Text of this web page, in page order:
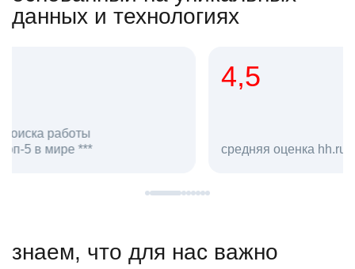
данных и технологиях
средняя оценка hh.ru как работодателя **
в hh.ru
знаем, что для нас важно